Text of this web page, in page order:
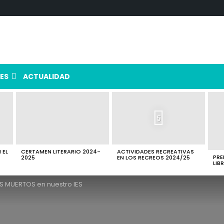
ACTUALIDAD
EL CERTAMEN LITERARIO 2024-
2025
5
ACTIVIDADES RECREATIVAS
EN LOS RECREOS 2024/25
MUERTOS en nuestro IES